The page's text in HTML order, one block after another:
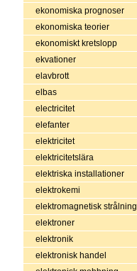
ekonomiska prognoser
ekonomiska teorier
ekonomiskt kretslopp
ekvationer
elavbrott
elbas
electricitet
elefanter
elektricitet
elektricitetslära
elektriska installationer
elektrokemi
elektromagnetisk strålning
elektroner
elektronik
elektronisk handel